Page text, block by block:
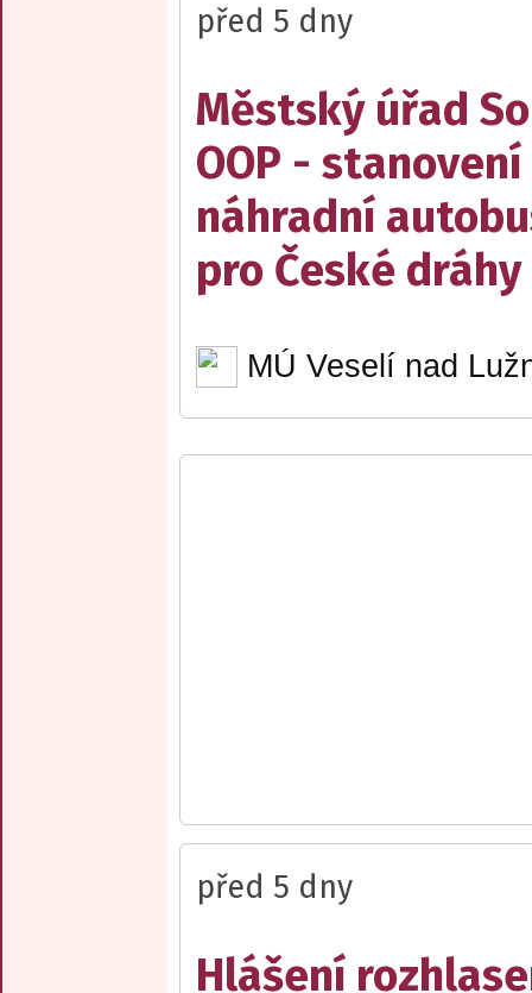
před 5 dny
Městský úřad
OOP -
náhradní
pro České dráhy
MÚ Veselí nad
před 5 dny
Hlášení